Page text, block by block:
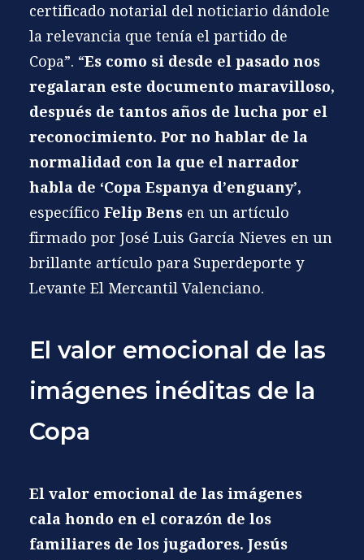
certificado notarial del noticiario dándole
la relevancia que tenía el partido de
Copa”. “Es como si desde el pasado nos
regalaran este documento maravilloso,
después de tantos años de lucha por el
reconocimiento. Por no hablar de la
normalidad con la que el narrador
habla de ‘Copa Espanya d’enguany’,
específico Felip Bens en un artículo
firmado por José Luis García Nieves en un
brillante artículo para Superdeporte y
Levante El Mercantil Valenciano.
El valor emocional de las
imágenes inéditas de la
Copa
El valor emocional de las imágenes
cala hondo en el corazón de los
familiares de los jugadores. Jesús